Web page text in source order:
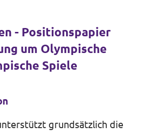
- Positionspapier
um Olympische
Spiele
grundsätzlich die